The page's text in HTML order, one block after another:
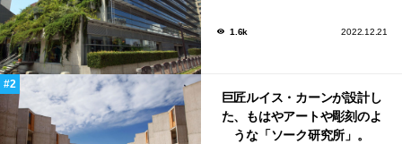
1.6k 2022.12.21
巨匠ルイス・カーンが設計し
た、もはやアートや彫刻のよ
うな「ソーク研究所」。